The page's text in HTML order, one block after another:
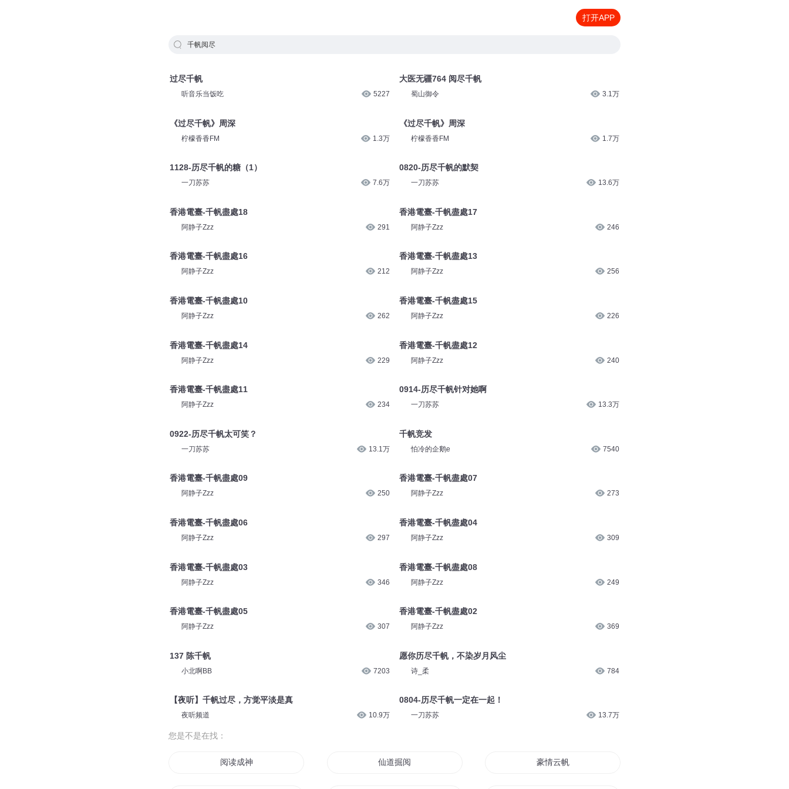
打开APP
千帆阅尽
过尽千帆
听音乐当饭吃 5227
《过尽千帆》周深
柠檬香香FM 1.3万
1128-历尽千帆的糖（1）
一刀苏苏 7.6万
香港電臺-千帆盡處18
阿静子Zzz 291
香港電臺-千帆盡處16
阿静子Zzz 212
香港電臺-千帆盡處10
阿静子Zzz 262
香港電臺-千帆盡處14
阿静子Zzz 229
香港電臺-千帆盡處11
阿静子Zzz 234
0922-历尽千帆太可笑？
一刀苏苏 13.1万
香港電臺-千帆盡處09
阿静子Zzz 250
香港電臺-千帆盡處06
阿静子Zzz 297
香港電臺-千帆盡處03
阿静子Zzz 346
香港電臺-千帆盡處05
阿静子Zzz 307
137 陈千帆
小北啊BB 7203
【夜听】千帆过尽，方觉平淡是真
夜听频道 10.9万
大医无疆764 阅尽千帆
蜀山御令 3.1万
《过尽千帆》周深
柠檬香香FM 1.7万
0820-历尽千帆的默契
一刀苏苏 13.6万
香港電臺-千帆盡處17
阿静子Zzz 246
香港電臺-千帆盡處13
阿静子Zzz 256
香港電臺-千帆盡處15
阿静子Zzz 226
香港電臺-千帆盡處12
阿静子Zzz 240
0914-历尽千帆针对她啊
一刀苏苏 13.3万
千帆竞发
怕冷的企鹅e 7540
香港電臺-千帆盡處07
阿静子Zzz 273
香港電臺-千帆盡處04
阿静子Zzz 309
香港電臺-千帆盡處08
阿静子Zzz 249
香港電臺-千帆盡處02
阿静子Zzz 369
愿你历尽千帆，不染岁月风尘
诗_柔 784
0804-历尽千帆一定在一起！
一刀苏苏 13.7万
您是不是在找：
阅读成神 仙道掘阅 豪情云帆